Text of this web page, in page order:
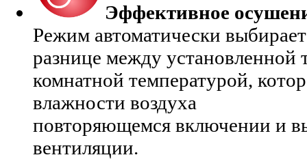
Эффективное
Режим автоматически
разнице между установленной
комнатной температурой,
влажности воздуха
повторяющемся включении и
вентиляции.